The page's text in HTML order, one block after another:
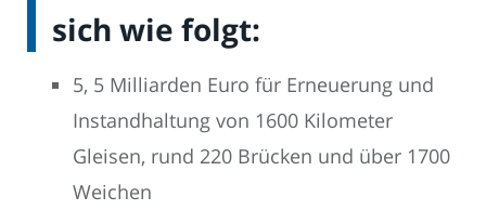
sich wie folgt:
5, 5 Milliarden Euro für Erneuerung und
Instandhaltung von 1600 Kilometer
Gleisen, rund 220 Brücken und über 1700
Weichen